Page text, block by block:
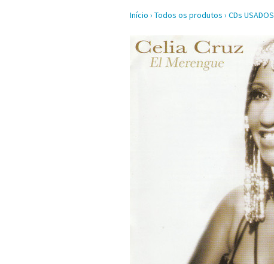
Início › Todos os produtos › CDs USADOS